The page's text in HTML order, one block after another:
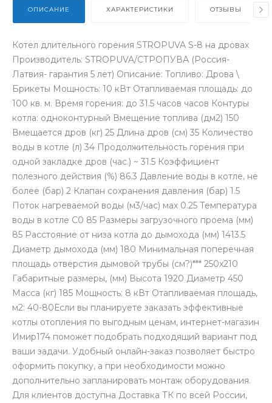
ОПИСАНИЕ ХАРАКТЕРИСТИКИ ОТЗЫВЫ
Котел длительного горения STROPUVA S-8 на дровах
Производитель: STROPUVA/СТРОПУВА (Россия-
Латвия- гарантия 5 лет) Описание: Топливо: Дрова \
Брикеты Мощность: 10 кВт Отапливаемая площадь: до
100 кв. м. Время горения: до 31.5 часов часов Контуры
котла: одноконтурный Вмещение топлива (дм2) 150
Вмещается дров (кг) 25 Длина дров (см) 35 Количество
воды в котле (л) 34 Продолжительность горения при
одной закладке дров (час.) ~ 31.5 Коэффициент
полезного действия (%) 86.3 Давление воды в котле, не
более (бар) 2 Клапан сохранения давления (бар) 1.5
Поток нагреваемой воды (м3/час) мах 0.25 Температура
воды в котле С0 85 Размеры загрузочного проема (мм)
85 Расстояние от низа котла до дымохода (мм) 1413.5
Диаметр дымохода (мм) 180 Минимальная поперечная
площадь отверстия дымовой трубы (см?)*** 250x210
Габаритные размеры, (мм) Высота 1920 Диаметр 450
Масса (кг) 185 Мощность: 8 кВт Отапливаемая площадь,
м2: 40-80Если вы планируете заказать эффективные
котлы отопления по выгодным ценам, интернет-магазин
Имир174 поможет подобрать подходящий вариант под
ваши задачи. Удобный онлайн-заказ позволяет быстро
оформить покупку, а при необходимости можно
дополнительно запланировать монтаж оборудования.
Для клиентов доступна Доставка ТК по всей России,